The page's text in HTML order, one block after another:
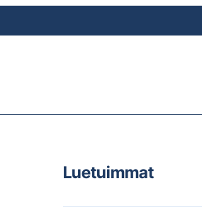
Luetuimmat